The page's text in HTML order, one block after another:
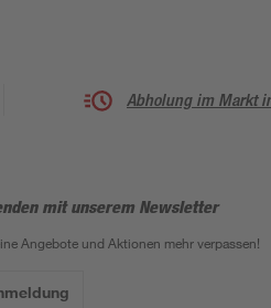
Abholung im Markt
mit unserem Newsletter
Angebote und Aktionen mehr verpassen!